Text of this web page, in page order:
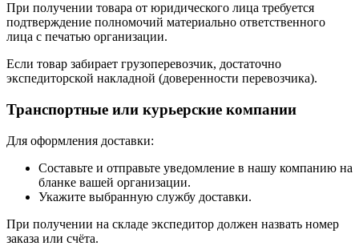
При получении товара от юридического лица требуется
подтверждение полномочий материально ответственного
лица с печатью организации.
Если товар забирает грузоперевозчик, достаточно
экспедиторской накладной (доверенности перевозчика).
Транспортные или курьерские компании
Для оформления доставки:
Составьте и отправьте уведомление в нашу компанию на
бланке вашей организации.
Укажите выбранную службу доставки.
При получении на складе экспедитор должен назвать номер
заказа или счёта.